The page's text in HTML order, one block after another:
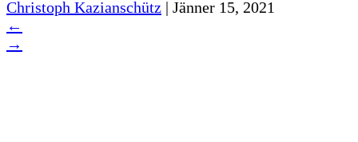
Christoph Kazianschütz | Jänner 15, 2021
←
→